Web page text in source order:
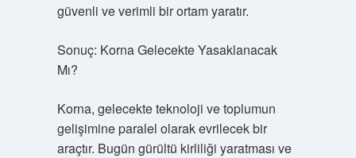
güvenli ve verimli bir ortam yaratır.
Sonuç: Korna Gelecekte Yasaklanacak
Mı?
Korna, gelecekte teknoloji ve toplumun
gelişimine paralel olarak evrilecek bir
araçtır. Bugün gürültü kirliliği yaratması ve